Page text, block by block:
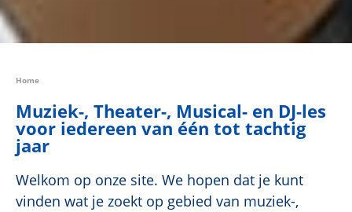
Home
Muziek-, Theater-, Musical- en DJ-les
voor iedereen van één tot tachtig
jaar
Welkom op onze site. We hopen dat je kunt
vinden wat je zoekt op gebied van muziek-,